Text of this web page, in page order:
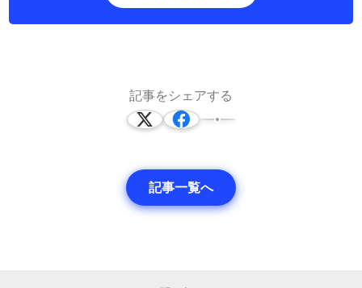
記事をシェアする
記事一覧へ